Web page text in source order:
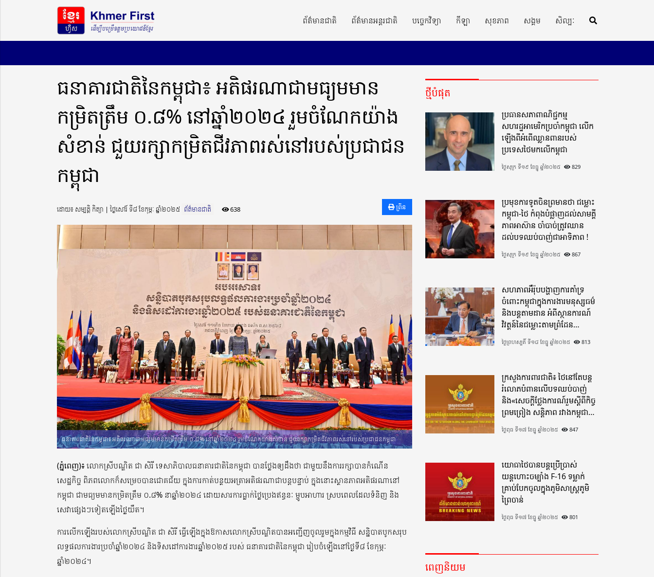
ព័ត៌មានជាតិ ព័ត៌មានអន្តរជាតិ បច្ចេកវិទ្យា កីឡា សុខភាព សង្គម សិល្បៈ
ធនាគារជាតិនៃកម្ពុជា៖ អតិផរណាជាមធ្យមមាន
កម្រិតត្រឹម ០.៨% នៅឆ្នាំ២០២៤ រួមចំណែកយ៉ាង
សំខាន់ ជួយរក្សាកម្រិតជីវភាពរស់នៅរបស់ប្រជាជន
កម្ពុជា
ដោយ៖ សម្បត្តិ កិត្យា ​​ | ថ្ងៃសៅរ៍ ទី៨ ខែកុម្ភៈ ឆ្នាំ២០២៥ ព័ត៌មានជាតិ 638 ព្រីន
ធនាគារជាតិនៃកម្ពុជា៖ អតិផរណាជាមធ្យមមានកម្រិតត្រឹម ០.៨% នៅឆ្នាំ២០២៤ រួមចំណែកយ៉ាងសំខាន់ ជួយរក្សាកម្រិតជីវភាពរស់នៅរបស់ប្រជាជនកម្ពុជា
(ភ្នំពេញ)៖លោកស្រីបណ្ឌិត ជា សិរី ទេសាភិបាលធនាគារជាតិនៃកម្ពុជា បានថ្លែងឲ្យដឹងថា ជាមួយនឹងការរក្សាបានកំណើន
សេដ្ឋកិច្ច ពិភពលោកក៏សម្រេចបានជោគជ័យ ក្នុងការកាត់បន្ថយអត្រាអតិផរណាជាបន្តបន្ទាប់ ក្នុងនោះស្ថានភាពអតិផរណានៅ
កម្ពុជា ជាមធ្យមមានកម្រិតត្រឹម ០.៨% នាឆ្នាំ២០២៤ ដោយសារការធ្លាក់ថ្លៃប្រេងឥន្ធនៈ ម្ហូបអាហារ ស្របពេលដែលទំនិញ និង
សេវាផ្សេងៗទៀតឡើងថ្លៃយឺត។
ការលើកឡើងរបស់លោកស្រីបណ្ឌិត ជា សិរី ធ្វើឡើងក្នុងឱកាសលោកស្រីបណ្ឌិតបានអញ្ជើញចូលរួមក្នុងកម្មវិធី សន្និបាតបូកសរុប
លទ្ធផលការងារប្រចាំឆ្នាំ២០២៤ និងទិសដៅការងារឆ្នាំ២០២៥ របស់ ធនាគារជាតិនៃកម្ពុជា រៀបចំឡើងនៅថ្ងៃទី៨ ខែកុម្ភៈ
ឆ្នាំ២០២៤។
ថ្មីបំផុត
ប្រធានសភាពាណិជ្ជកម្ម
សហរដ្ឋអាមេរិកប្រចាំកម្ពុជា លើក
ឡើងពីអំពើឈ្លានពានរបស់
ប្រទេសថៃមកលើកម្ពុជា
ថ្ងៃសុក្រ ទី១៩ ខែធ្នូ ឆ្នាំ២០២៥ 829
ប្រមុខការទូតចិនព្រមានថា ជម្លោះ
កម្ពុជា-ថៃ កំពុងបំផ្លាញដល់សាមគ្គី
ភាពអាស៊ាន ចាំបាច់ត្រូវឈាន
ដល់បទឈប់បាញ់ជាអាទិភាព !
ថ្ងៃសុក្រ ទី១៩ ខែធ្នូ ឆ្នាំ២០២៥ 867
សហភាពអឺរ៉ុបបង្ហាញការគាំទ្រ
ចំពោះកម្ពុជាក្នុងការងារមនុស្សធម៌
និងបន្តតាមដាន អំពីស្ថានការណ៍
វិវត្តន៍នៃជម្លោះតាមព្រំដែន
ដោយយកចិត្តទុកដាក់ខ្ពស់
ថ្ងៃព្រហស្បតិ៍ ទី១៨ ខែធ្នូ ឆ្នាំ២០២៥ 813
ក្រសួងការពារជាតិ៖ ថៃនៅតែបន្ត
រំលោភបំពានលើបទឈប់បាញ់
និង«សេចក្តីថ្លែងការណ៍រួមស្តីពីកិច្ច
ព្រមព្រៀង សន្តិភាព រវាងកម្ពុជា
និងថៃ»
ថ្ងៃពុធ ទី១៧ ខែធ្នូ ឆ្នាំ២០២៥ 847
យោធាថៃបានបន្តប្រើប្រាស់
យន្តហោះចម្បាំង F-16 ទម្លាក់
គ្រាប់បែកចូលក្នុងភូមិសាស្ត្រភូមិ
ព្រៃចាន់
ថ្ងៃពុធ ទី១៧ ខែធ្នូ ឆ្នាំ២០២៥ 801
ពេញនិយម